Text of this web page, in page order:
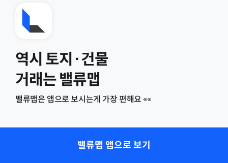
역시 토지·건물
거래는 밸류맵
밸류맵은 앱으로 보시는게 가장 편해요 👀
밸류맵 앱으로 보기